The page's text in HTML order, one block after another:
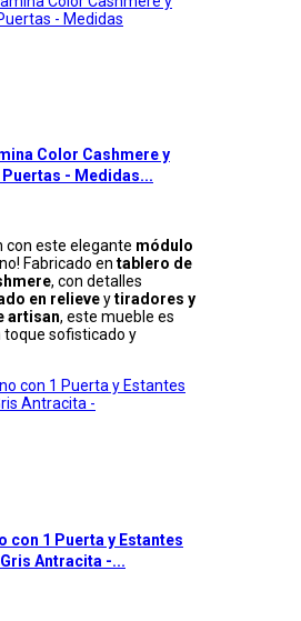
Color Cashmere y
Puertas - Medidas...
con este elegante módulo
Fabricado en tablero de
, con detalles
en relieveytiradores y
artisan, este mueble es
sofisticado y
con 1 Puerta y Estantes
Antracita -...